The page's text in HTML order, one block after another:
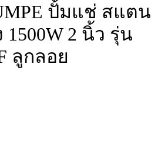
ปั้มแช่ สแตน
1500W 2 นิ้ว รุ่น
ลูกลอย